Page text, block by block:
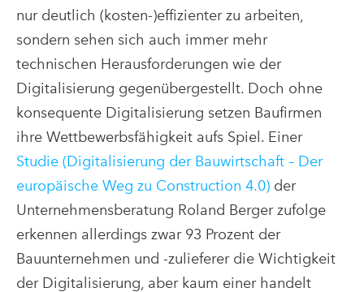
nur deutlich (kosten-)effizienter zu arbeiten,
sondern sehen sich auch immer mehr
technischen Herausforderungen wie der
Digitalisierung gegenübergestellt. Doch ohne
konsequente Digitalisierung setzen Baufirmen
ihre Wettbewerbsfähigkeit aufs Spiel. Einer
Studie (Digitalisierung der Bauwirtschaft – Der
europäische Weg zu Construction 4.0) der
Unternehmensberatung Roland Berger zufolge
erkennen allerdings zwar 93 Prozent der
Bauunternehmen und -zulieferer die Wichtigkeit
der Digitalisierung, aber kaum einer handelt